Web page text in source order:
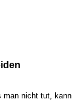
man nicht tut, kann